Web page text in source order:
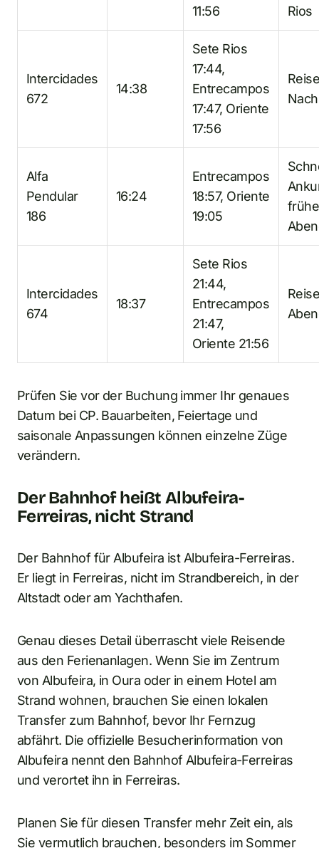
11:56
Rios
Intercidades
672
14:38
Sete Rios
17:44,
Entrecampos
17:47, Oriente
17:56
Alfa
Pendular
186
16:24
Entrecampos
18:57, Oriente
19:05
Intercidades
674
18:37
Sete Rios
21:44,
Entrecampos
21:47,
Oriente 21:56
Prüfen Sie vor der Buchung immer Ihr genaues
Datum bei CP. Bauarbeiten, Feiertage und
saisonale Anpassungen können einzelne Züge
verändern.
Der Bahnhof heißt Albufeira-
Ferreiras, nicht Strand
Der Bahnhof für Albufeira ist Albufeira-Ferreiras.
Er liegt in Ferreiras, nicht im Strandbereich, in der
Altstadt oder am Yachthafen.
Genau dieses Detail überrascht viele Reisende
aus den Ferienanlagen. Wenn Sie im Zentrum
von Albufeira, in Oura oder in einem Hotel am
Strand wohnen, brauchen Sie einen lokalen
Transfer zum Bahnhof, bevor Ihr Fernzug
abfährt. Die offizielle Besucherinformation von
Albufeira nennt den Bahnhof Albufeira-Ferreiras
und verortet ihn in Ferreiras.
Planen Sie für diesen Transfer mehr Zeit ein, als
Sie vermutlich brauchen, besonders im Sommer